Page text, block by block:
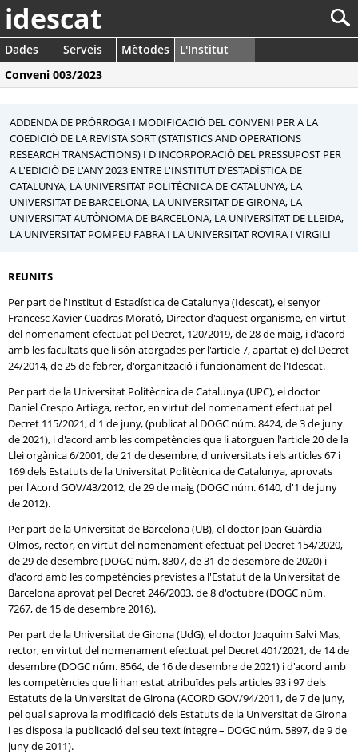
idescat
Dades Serveis Mètodes
L'Institut
Conveni 003/2023
ADDENDA DE PRÒRROGA I MODIFICACIÓ DEL CONVENI PER A LA
COEDICIÓ DE LA REVISTA SORT (STATISTICS AND OPERATIONS
RESEARCH TRANSACTIONS) I D'INCORPORACIÓ DEL PRESSUPOST PER
A L'EDICIÓ DE L'ANY 2023 ENTRE L'INSTITUT D'ESTADÍSTICA DE
CATALUNYA, LA UNIVERSITAT POLITÈCNICA DE CATALUNYA, LA
UNIVERSITAT DE BARCELONA, LA UNIVERSITAT DE GIRONA, LA
UNIVERSITAT AUTÒNOMA DE BARCELONA, LA UNIVERSITAT DE LLEIDA,
LA UNIVERSITAT POMPEU FABRA I LA UNIVERSITAT ROVIRA I VIRGILI
REUNITS
Per part de l'Institut d'Estadística de Catalunya (Idescat), el senyor
Francesc Xavier Cuadras Morató, Director d'aquest organisme, en virtut
del nomenament efectuat pel Decret, 120/2019, de 28 de maig, i d'acord
amb les facultats que li són atorgades per l'article 7, apartat e) del Decret
24/2014, de 25 de febrer, d'organització i funcionament de l'Idescat.
Per part de la Universitat Politècnica de Catalunya (UPC), el doctor
Daniel Crespo Artiaga, rector, en virtut del nomenament efectuat pel
Decret 115/2021, d'1 de juny, (publicat al DOGC núm. 8424, de 3 de juny
de 2021), i d'acord amb les competències que li atorguen l'article 20 de la
Llei orgànica 6/2001, de 21 de desembre, d'universitats i els articles 67 i
169 dels Estatuts de la Universitat Politècnica de Catalunya, aprovats
per l'Acord GOV/43/2012, de 29 de maig (DOGC núm. 6140, d'1 de juny
de 2012).
Per part de la Universitat de Barcelona (UB), el doctor Joan Guàrdia
Olmos, rector, en virtut del nomenament efectuat pel Decret 154/2020,
de 29 de desembre (DOGC núm. 8307, de 31 de desembre de 2020) i
d'acord amb les competències previstes a l'Estatut de la Universitat de
Barcelona aprovat pel Decret 246/2003, de 8 d'octubre (DOGC núm.
7267, de 15 de desembre 2016).
Per part de la Universitat de Girona (UdG), el doctor Joaquim Salvi Mas,
rector, en virtut del nomenament efectuat pel Decret 401/2021, de 14 de
desembre (DOGC núm. 8564, de 16 de desembre de 2021) i d'acord amb
les competències que li han estat atribuïdes pels articles 93 i 97 dels
Estatuts de la Universitat de Girona (ACORD GOV/94/2011, de 7 de juny,
pel qual s'aprova la modificació dels Estatuts de la Universitat de Girona
i es disposa la publicació del seu text íntegre – DOGC núm. 5897, de 9 de
juny de 2011).